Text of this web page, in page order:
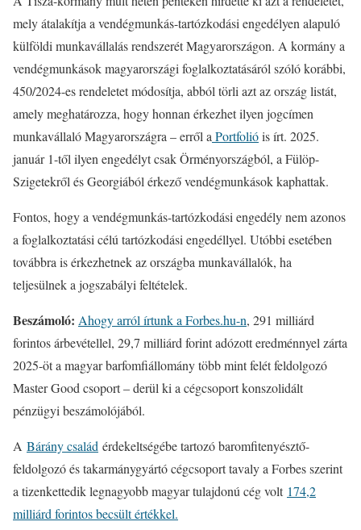
mely átalakítja a vendégmunkás-tartózkodási engedélyen alapuló
külföldi munkavállalás rendszerét Magyarországon. A kormány a
vendégmunkások magyarországi foglalkoztatásáról szóló korábbi,
450/2024-es rendeletet módosítja, abból törli azt az ország listát,
amely meghatározza, hogy honnan érkezhet ilyen jogcímen
munkavállaló Magyarországra – erről a Portfolióis írt. 2025.
január 1-től ilyen engedélyt csak Örményországból, a Fülöp-
Szigetekről és Georgiából érkező vendégmunkások kaphattak.
Fontos, hogy a vendégmunkás-tartózkodási engedély nem azonos
a foglalkoztatási célú tartózkodási engedéllyel. Utóbbi esetében
továbbra is érkezhetnek az országba munkavállalók, ha
teljesülnek a jogszabályi feltételek.
Beszámoló: Ahogy arról írtunk a Forbes.hu-n, 291 milliárd
forintos árbevétellel, 29,7 milliárd forint adózott eredménnyel zárta
2025-öt a magyar barfomfiállomány több mint felét feldolgozó
Master Good csoport – derül ki a cégcsoport konszolidált
pénzügyi beszámolójából.
A Bárány család érdekeltségébe tartozó baromfitenyésztő-
feldolgozó és takarmánygyártó cégcsoport tavaly a Forbes szerint
a tizenkettedik legnagyobb magyar tulajdonú cég volt 174,2
milliárd forintos becsült értékkel.